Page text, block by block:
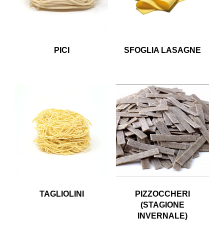
PICI SFOGLIA LASAGNE
TAGLIOLINI
PIZZOCCHERI
(STAGIONE
INVERNALE)